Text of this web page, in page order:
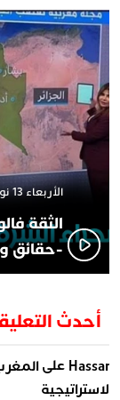
الأربعاء 13 نوفمبر 2024 - 11:56
-حقائق
أحدث
علىالمغرب